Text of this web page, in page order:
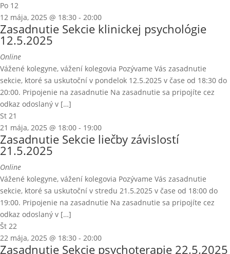
Po 12
12 mája, 2025 @ 18:30 - 20:00
Zasadnutie Sekcie klinickej psychológie
12.5.2025
Online
Vážené kolegyne, vážení kolegovia Pozývame Vás zasadnutie
sekcie, ktoré sa uskutoční v pondelok 12.5.2025 v čase od 18:30 do
20:00. Pripojenie na zasadnutie Na zasadnutie sa pripojíte cez
odkaz odoslaný v […]
St 21
21 mája, 2025 @ 18:00 - 19:00
Zasadnutie Sekcie liečby závislostí
21.5.2025
Online
Vážené kolegyne, vážení kolegovia Pozývame Vás zasadnutie
sekcie, ktoré sa uskutoční v stredu 21.5.2025 v čase od 18:00 do
19:00. Pripojenie na zasadnutie Na zasadnutie sa pripojíte cez
odkaz odoslaný v […]
Št 22
22 mája, 2025 @ 18:30 - 20:00
Zasadnutie Sekcie psychoterapie 22.5.2025